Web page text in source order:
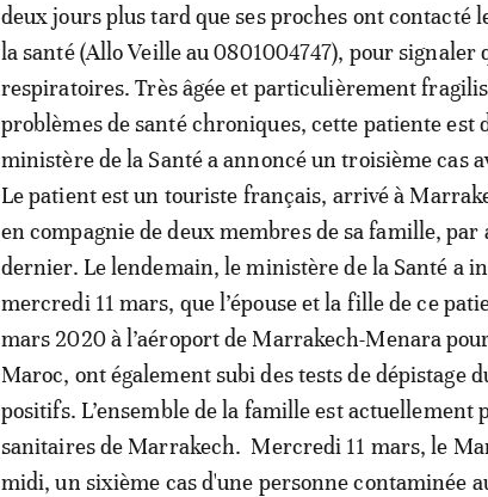
deux jours plus tard que ses proches ont contacté
la santé (Allo Veille au 0801004747), pour
respiratoires. Très âgée et particulièrement
problèmes de santé chroniques, cette patiente est
ministère de la Santé a annoncé un troisième cas
Le patient est un touriste français, arrivé à
en compagnie de deux membres de sa famille, par
dernier. Le lendemain, le ministère de la Santé a
mercredi 11 mars, que l’épouse et la fille de ce
mars 2020 à l’aéroport de Marrakech-Menara
Maroc, ont également subi des tests de dépistage
positifs. L’ensemble de la famille est actuellement
sanitaires de Marrakech. Mercredi 11 mars, le
midi, un sixième cas d'une personne contaminée